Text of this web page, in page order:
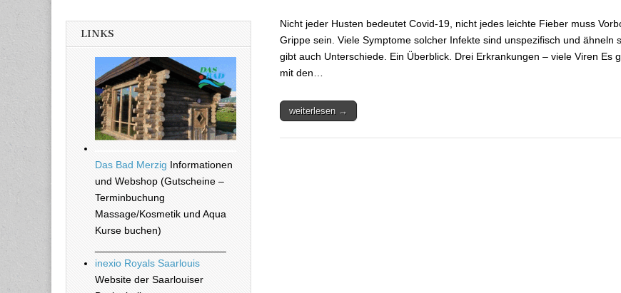
Nicht jeder Husten bedeutet Covid-19, nicht jedes leichte Fieber muss
Grippe sein. Viele Symptome solcher Infekte sind unspezifisch und ähneln
gibt auch Unterschiede. Ein Überblick. Drei Erkrankungen – viele Viren Es
mit den…
weiterlesen →
LINKS
Das Bad Merzig Informationen
und Webshop (Gutscheine –
Terminbuchung
Massage/Kosmetik und Aqua
Kurse buchen)
inexio Royals Saarlouis
Website der Saarlouiser